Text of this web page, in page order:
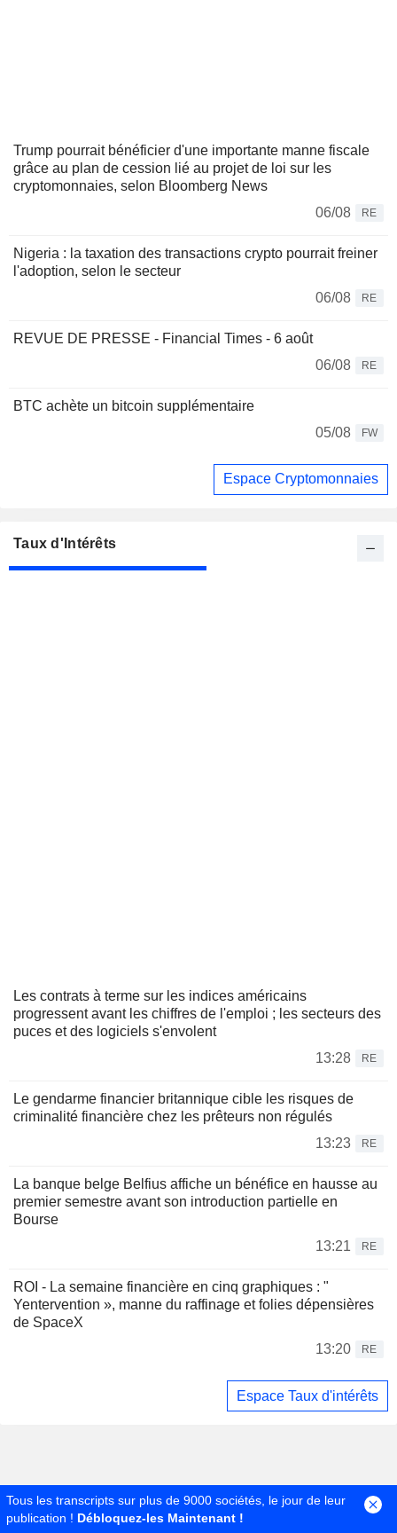
Trump pourrait bénéficier d'une importante manne fiscale
grâce au plan de cession lié au projet de loi sur les
cryptomonnaies, selon Bloomberg News
06/08
RE
Nigeria : la taxation des transactions crypto pourrait freiner
l'adoption, selon le secteur
06/08
RE
REVUE DE PRESSE - Financial Times - 6 août
06/08
RE
BTC achète un bitcoin supplémentaire
05/08
FW
Espace Cryptomonnaies
Taux d'Intérêts
Les contrats à terme sur les indices américains
progressent avant les chiffres de l'emploi ; les secteurs des
puces et des logiciels s'envolent
13:28
RE
Le gendarme financier britannique cible les risques de
criminalité financière chez les prêteurs non régulés
13:23
RE
La banque belge Belfius affiche un bénéfice en hausse au
premier semestre avant son introduction partielle en
Bourse
13:21
RE
ROI - La semaine financière en cinq graphiques : "
Yentervention », manne du raffinage et folies dépensières
de SpaceX
13:20
RE
Espace Taux d'intérêts
Tous les transcripts sur plus de 9000 sociétés, le jour de leur
publication ! Débloquez-les Maintenant !